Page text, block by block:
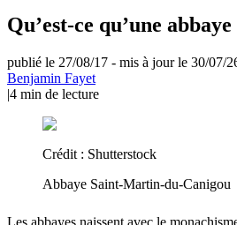
Qu’est-ce qu’une abbaye
publié le 27/08/17 - mis à jour le 30/07/
Benjamin Fayet
|4 min de lecture
Crédit : Shutterstock
Abbaye Saint-Martin-du-Canigou
Les abbayes naissent avec le